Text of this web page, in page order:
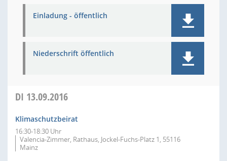
Einladung - öffentlich
Niederschrift öffentlich
DI 13.09.2016
Klimaschutzbeirat
16:30-18:30 Uhr
Valencia-Zimmer, Rathaus, Jockel-Fuchs-Platz 1, 55116
Mainz